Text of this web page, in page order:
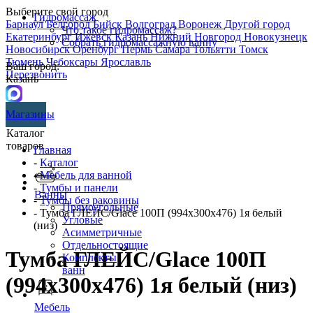
Выберите свой город
БарнаулБелгородБийск ВолгоградВоронеж Другой город
ЕкатеринбургИжевскКазаньНижний Новгород Новокузнецк
НовосибирскОренбургПермьСамараТольятти Томск
ТюменьЧебоксары Ярославль
Перезвонить
Гидромассаж
Что такое гидромассаж?
Собрать гидромассажную ванну
Ваш город:
Казань
Магазины
Каталог
товаров
Ванны
Прямоугольные
Угловые
Асимметричные
Отдельностоящие
Комплекты
ванн
Мебель
Главная
- Каталог
-Мебель для ванной
- Тумбы и панели
-Тумбы без раковины
- Тумба ГЛЕЙС/Glace 100П (994х300х476) 1я белый
(низ)
Тумба ГЛЕЙС/Glace 100П
(994х300х476) 1я белый (низ)